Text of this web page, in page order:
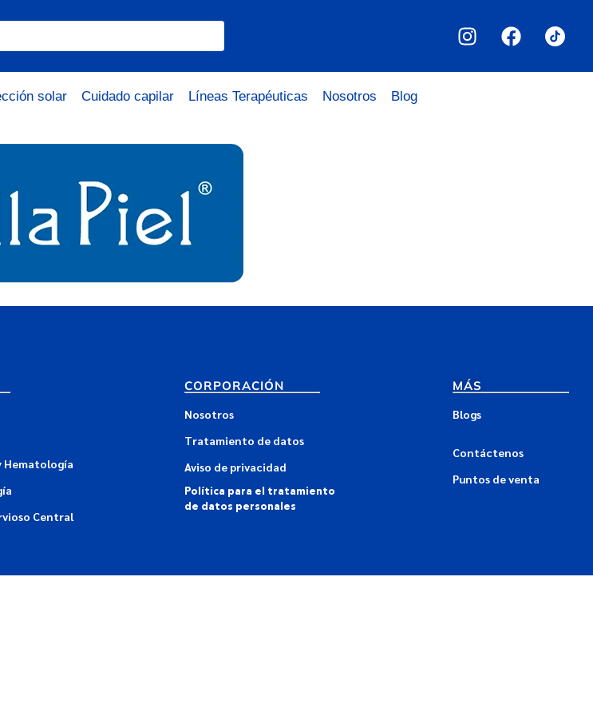
solar Cuidado capilar Líneas Terapéuticas Nosotros Blog
Hematología
Central
CORPORACIÓN
Nosotros
Tratamiento de datos
Aviso de privacidad
Política para el tratamiento
de datos personales
MÁS
Blogs
Contáctenos
Puntos de venta